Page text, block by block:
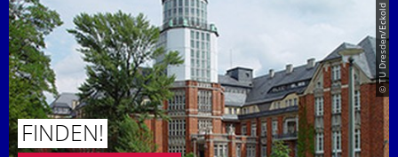
© TU Dresden/Eckold
FINDEN!